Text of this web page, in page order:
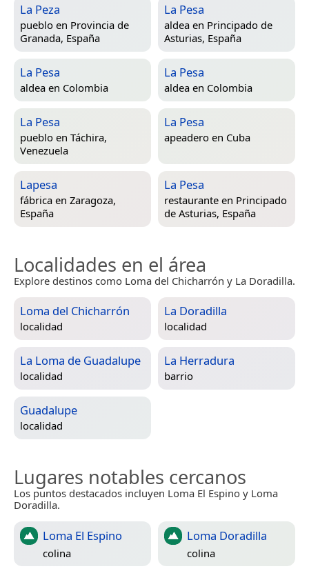
La Peza
pueblo en Provincia de
Granada, España
La Pesa
aldea en Principado de
Asturias, España
La Pesa
aldea en Colombia
La Pesa
aldea en Colombia
La Pesa
pueblo en Táchira,
Venezuela
La Pesa
apeadero en Cuba
Lapesa
fábrica en Zaragoza,
España
La Pesa
restaurante en Principado
de Asturias, España
Localidades en el área
Explore destinos como Loma del Chicharrón y La Doradilla.
Loma del Chicharrón
localidad
La Doradilla
localidad
La Loma de Guadalupe
localidad
La Herradura
barrio
Guadalupe
localidad
Lugares notables cercanos
Los puntos destacados incluyen Loma El Espino y Loma
Doradilla.
Loma El Espino
colina
Loma Doradilla
colina